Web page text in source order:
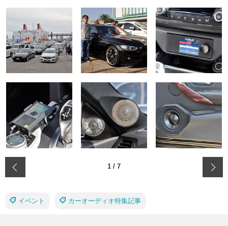
1 / 7
イベント カーオーディオ特集記事